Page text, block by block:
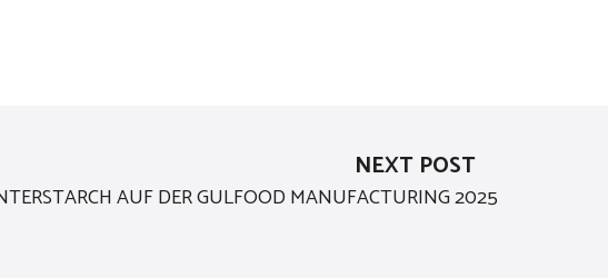
NEXT POST
AUF DER GULFOOD MANUFACTURING 2025